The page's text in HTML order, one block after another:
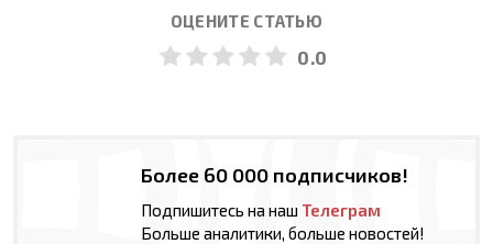
ОЦЕНИТЕ СТАТЬЮ
0.0
Более 60 000 подписчиков!
Подпишитесь на наш Телеграм
Больше аналитики, больше новостей!